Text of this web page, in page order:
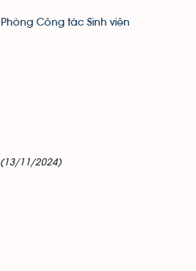
Phòng Công tác Sinh viên
(13/11/2024)